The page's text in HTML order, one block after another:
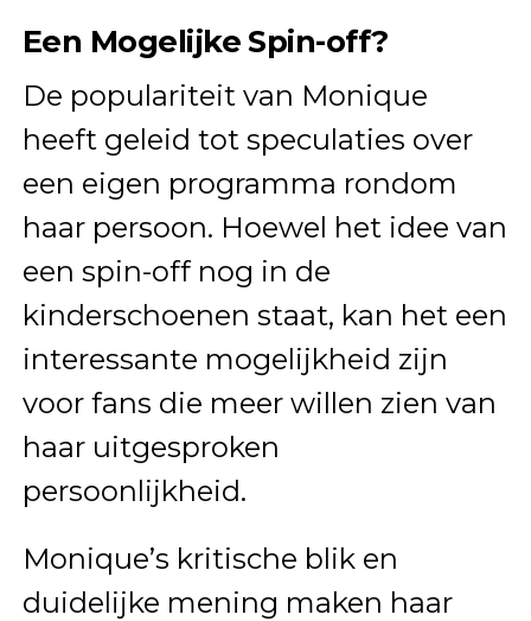
Een Mogelijke Spin-off?
De populariteit van Monique
heeft geleid tot speculaties over
een eigen programma rondom
haar persoon. Hoewel het idee van
een spin-off nog in de
kinderschoenen staat, kan het een
interessante mogelijkheid zijn
voor fans die meer willen zien van
haar uitgesproken
persoonlijkheid.
Monique’s kritische blik en
duidelijke mening maken haar